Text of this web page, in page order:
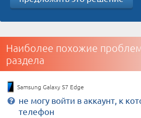
Наиболее похожие
раздела
Samsung Galaxy S7 Edge
не могу войти в аккаунт, к
телефон